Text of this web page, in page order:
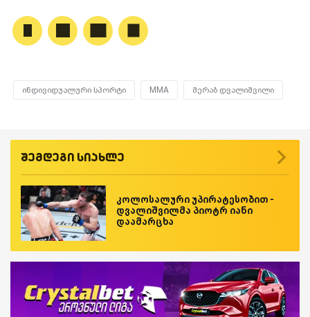
ინდივიდუალური სპორტი MMA მერაბ დვალიშვილი
შემდეგი სიახლე
კოლოსალური უპირატესობით -
დვალიშვილმა პიოტრ იანი
დაამარცხა